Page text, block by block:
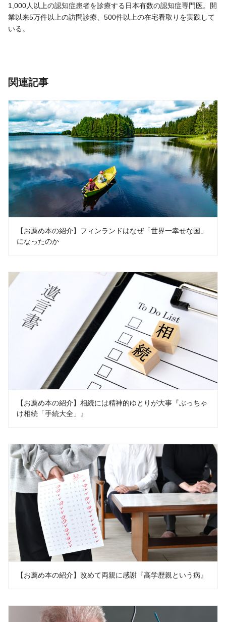
1,000人以上の認知症患者を診療する日本有数の認知症専門医。開
業以来5万件以上の訪問診療、500件以上の在宅看取りを実践して
いる。
関連記事
【お薦め本の紹介】フィンランドはなぜ「世界一幸せな国」
になったのか
【お薦め本の紹介】相続には精神的ゆとりが大事『ぶっちゃ
け相続「手続大全」』
【お薦め本の紹介】改めて両親に感謝『高学歴親という病』